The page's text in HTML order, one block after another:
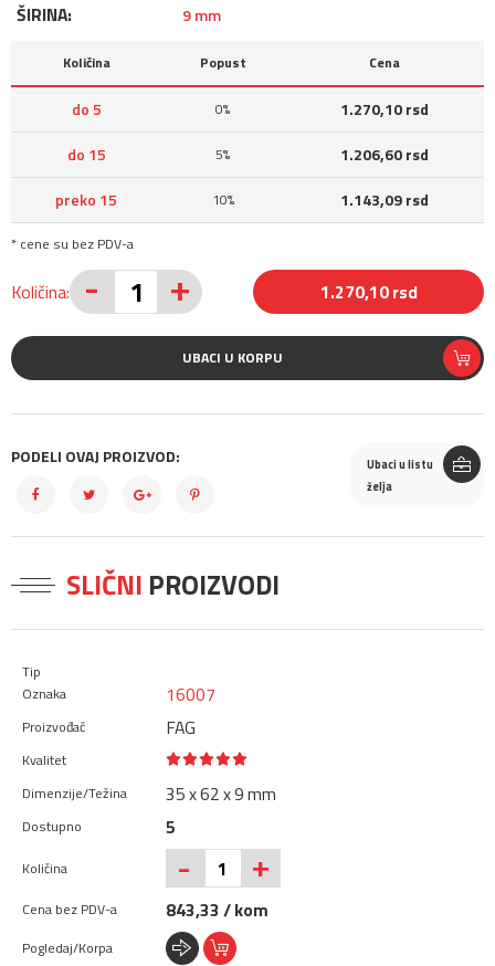
ŠIRINA: 9 mm
Količina Popust Cena
do 5 0%
1.270,10 rsd
do 15
5%
1.206,60 rsd
preko 15
10% 1.143,09 rsd
* cene su bez PDV-a
Količina: - + 1.270,10 rsd
UBACI U KORPU
PODELI OVAJ PROIZVOD:
Ubaci u listu
želja
SLIČNI PROIZVODI
16007
FAG
35 x 62 x 9 mm
5
- +
843,33 / kom